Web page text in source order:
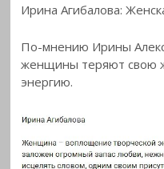
Ирина Агибалова:
По-мнению Ирины
женщины теряют свою
энергию.